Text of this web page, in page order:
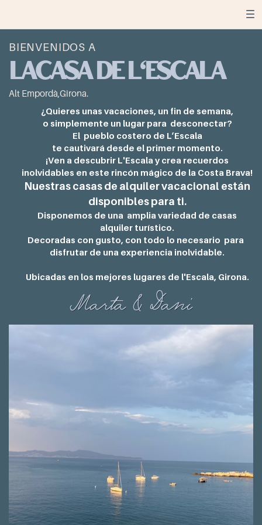
BIENVENIDOS A
LACASA DE L'ESCALA
¿Quieres unas vacaciones, un fin de semana,
o simplemente un lugar para desconectar?
El pueblo costero de L’Escala
te cautivará desde el primer momento.
¡Ven a descubrir L'Escala y crea recuerdos
inolvidables en ​este rincón mágico de la Costa Brava!
Nuestras casas de alquiler vacacional están
disponibles para ti.
Disponemos de una amplia variedad de casas
alquiler ​turístico.
Decoradas con gusto, con todo lo necesario para
disfrutar de una experiencia inolvidable.
Ubicadas en los mejores lugares de l'Escala, Girona.
Alt Empordà,Girona.
Marta & Dani